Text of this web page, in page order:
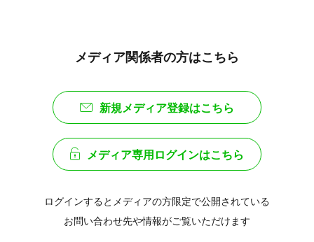
メディア関係者の方はこちら
新規メディア登録はこちら
メディア専用ログインはこちら
ログインするとメディアの方限定で公開されている
お問い合わせ先や情報がご覧いただけます